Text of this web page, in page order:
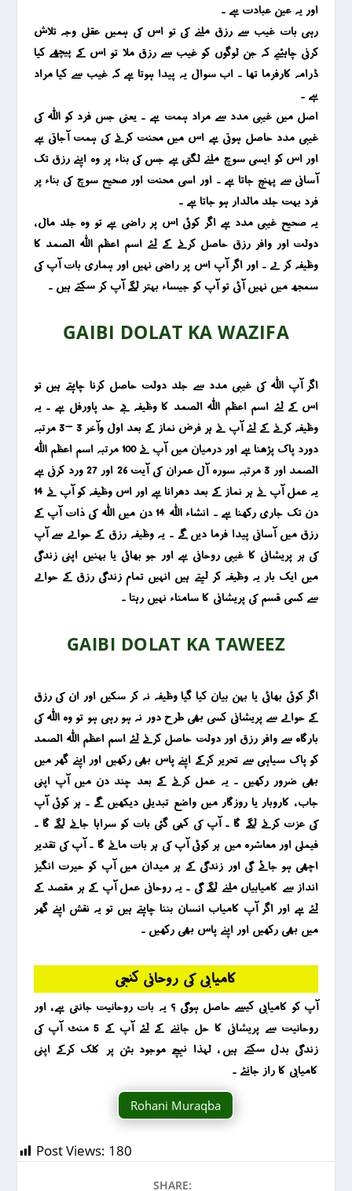
اور یہ عین عبادت ہے ۔
رہی بات غیب سے رزق ملنے کی تو اس کی ہمیں عقلی وجہ تلاش
کرنی چاہئیے کہ جن لوگوں کو غٰیب سے رزق ملا تو اس کے پیچھے کیا
ڈرامہ کارفرما تھا ۔ اب سوال یہ پیدا ہوتا ہے کہ غٰیب سے کیا مراد
ہے ۔
اصل میں غیبی مدد سے مراد ہمت ہے ۔ یعنی جس فرد کو اللہ کی
غیبی مدد حاصل ہوتی ہے اس میں محنت کرنے کی ہمت آجاتی ہے
اور اس کو ایسی سوچ ملنے لگتی ہے جس کی بناء پر وہ اپنے رزق تک
آسانی سے پہنچ جاتا ہے ۔ اور اسی محنت اور صحیح سوچ کی بناء پر
فرد بہت جلد مالدار ہو جاتا ہے ۔
یہ صحیح غیبی مدد ہے اگر کوئی اس پر راضی ہے تو وہ جلد مال ،
دولت اور وافر رزق حاصل کرنے کے لئے اسم اعظم اللہ الصمد کا
وظیفہ کر لے ۔ اور اگر آپ اس پر راضی نہیں اور ہماری بات آپ کی
سمجھ میں نہیں آئی تو آپ کو جیساء بہتر لگے آپ کر سکتے ہیں ۔
GAIBI DOLAT KA WAZIFA
اگر آپ اللہ کی غیبی مدد سے جلد دولت حاصل کرنا چاہتے ہیں تو
اس کے لئے اسم اعظم اللہ الصمد کا وظیفہ بے حد پاورفل ہے ۔ یہ
وظیفہ کرنے کے لئے آپ نے ہر فرض نماز کے بعد اول وآخر 3 -3 مرتبہ
دورد پاک پڑھنا ہے اور درمیان میں آپ نے 100 مرتبہ اسم اعظم اللہ
الصمد اور 3 مرتبہ سورہ آل عمران کی آیت 26 اور 27 ورد کرنی ہے
یہ عمل آپ نے ہر نماز کے بعد دھرانا ہے اور اس وظیفہ کو آپ نے 14
دن تک جاری رکھنا ہے ۔ انشاء اللہ 14 دن میں اللہ کی ذات آپ کے
رزق میں آسانی پیدا فرما دیں گے ۔ یہ وظیفہ رزق کے حوالے سے آپ
کی ہر پریشانی کا غیبی روحانی ہے اور جو بھائی یا بہنیں اپنی زندگی
میں ایک بار یہ وظٰیفہ کر لیتے ہیں انہیں تمام زندگی رزق کے حوالے
سے کسی قسم کی پریشانی کا سامناء نہیں رہتا ۔
GAIBI DOLAT KA TAWEEZ
اگر کوئی بھائی یا بہن بیان کیا گیا وظیفہ نہ کر سکیں اور ان کی رزق
کے حوالے سے پریشانی کسی بھی طرح دور نہ ہو رہی ہو تو وہ اللہ کی
بارگاہ سے وافر رزق اور دولت حاصل کرنے لئے اسم اعظم اللہ الصمد
کو پاک سیاہی سے تحریر کرکے اپنے پاس بھی رکھیں اور اپنے گھر میں
بھی ضرور رکھیں ۔ یہ عمل کرنے کے بعد چند دن میں آپ اپنی
جاب ، کاروبار یا روزگار میں واضع تبدیلی دیکھیں گے ۔ ہر کوئی آپ
کی عزت کرنے لگے گا ۔ آپ کی کہی گئی بات کو سراہا جانے لگے گا ۔
فیملی اور معاشرہ میں ہر کوئی آپ کی ہر بات مانے گا ۔ آپ کی تقدیر
اچھی ہو جائے گی اور زندگی کے ہر میدان میں آپ کو حیرت انگیز
انداز سے کامیابیاں ملنے لگے گی ۔ یہ روحانی عمل آپ کے ہر مقصد کے
لئے ہے اور اگر آپ کامیاب انسان بننا چاہتے ہیں تو یہ نقش اپنے گھر
میں بھی رکھیں اور اپنے پاس بھی رکھیں ۔
کامیابی کی روحانی کنجی
آپ کو کامیابی کیسے حاصل ہوگی ؟ یہ بات روحانیت جانتی ہے ، اور
روحانیت سے پریشانی کا حل جاننے کے لئے آپ کے 5 منٹ آپ کی
زندگی بدل سکتے ہیں ، لہذا نیچے موجود بٹن پر کلک کرکے اپنی
کامیابی کا راز جانئے ۔
Rohani Muraqba
Post Views: 180
SHARE: